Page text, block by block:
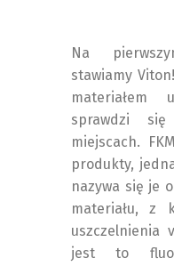
Na
stawiamy
materiałem
sprawdzi
miejscach.
produkty,
nazywa się je
materiału, z
uszczelnienia
jest to